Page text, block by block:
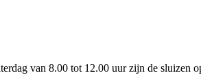
van 8.00 tot 12.00 uur zijn de sluizen